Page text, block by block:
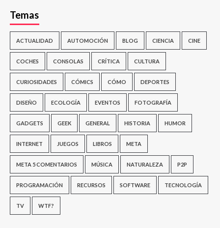
Temas
ACTUALIDAD AUTOMOCIÓN BLOG CIENCIA CINE
COCHES CONSOLAS CRÍTICA CULTURA
CURIOSIDADES CÓMICS CÓMO DEPORTES
DISEÑO ECOLOGÍA EVENTOS FOTOGRAFÍA
GADGETS GEEK GENERAL HISTORIA HUMOR
INTERNET JUEGOS LIBROS META
META 5 COMENTARIOS MÚSICA NATURALEZA P2P
PROGRAMACIÓN RECURSOS SOFTWARE TECNOLOGÍA
TV WTF?